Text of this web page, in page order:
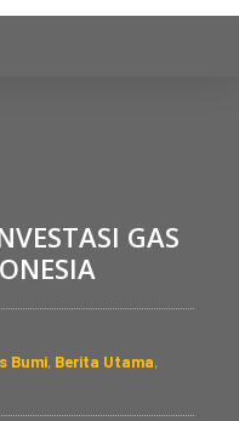
GAS
Bumi, Berita Utama,